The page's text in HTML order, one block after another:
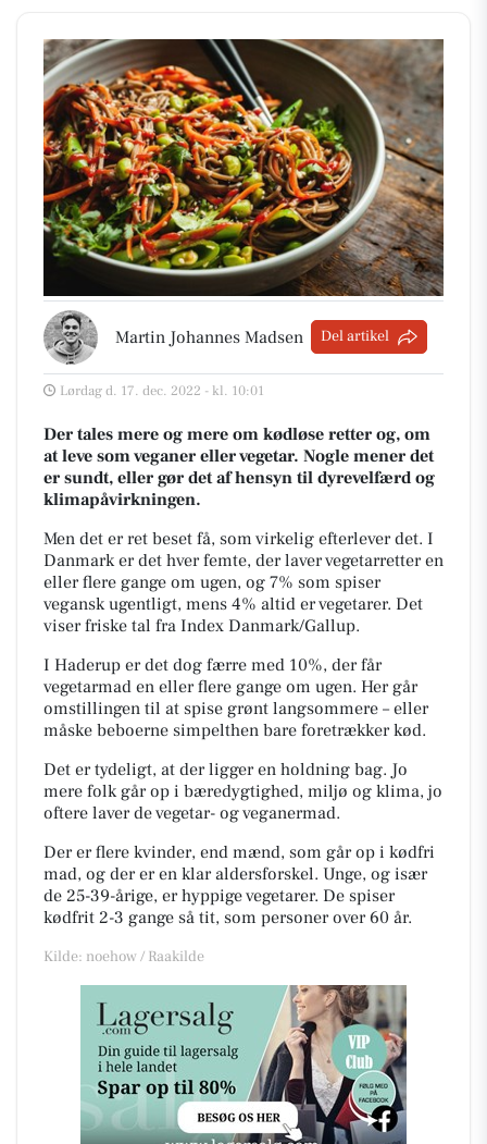
Martin Johannes Madsen Del artikel
Lørdag d. 17. dec. 2022 - kl. 10:01
Der tales mere og mere om kødløse retter og, om
at leve som veganer eller vegetar. Nogle mener det
er sundt, eller gør det af hensyn til dyrevelfærd og
klimapåvirkningen.
Men det er ret beset få, som virkelig efterlever det. I
Danmark er det hver femte, der laver vegetarretter en
eller flere gange om ugen, og 7% som spiser
vegansk ugentligt, mens 4% altid er vegetarer. Det
viser friske tal fra Index Danmark/Gallup.
I Haderup er det dog færre med 10%, der får
vegetarmad en eller flere gange om ugen. Her går
omstillingen til at spise grønt langsommere – eller
måske beboerne simpelthen bare foretrækker kød.
Det er tydeligt, at der ligger en holdning bag. Jo
mere folk går op i bæredygtighed, miljø og klima, jo
oftere laver de vegetar- og veganermad.
Der er flere kvinder, end mænd, som går op i kødfri
mad, og der er en klar aldersforskel. Unge, og især
de 25-39-årige, er hyppige vegetarer. De spiser
kødfrit 2-3 gange så tit, som personer over 60 år.
Kilde: noehow / Raakilde